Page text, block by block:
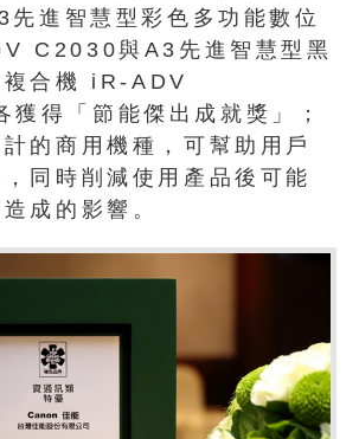
先進智慧型彩色多功能數位
C2030與A3先進智慧型黑
複合機 iR-ADV
得「節能傑出成就獎」；
的商用機種，可幫助用戶
同時削減使用產品後可能
成的影響。